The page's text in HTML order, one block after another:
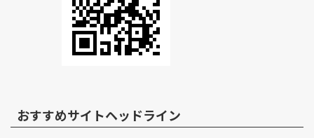
おすすめサイトヘッドライン